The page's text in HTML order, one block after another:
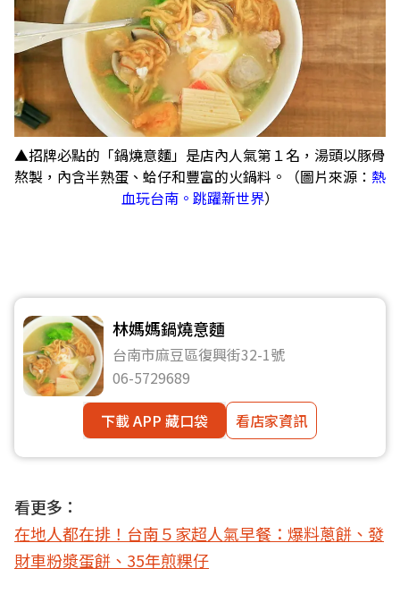
▲招牌必點的「鍋燒意麵」是店內人氣第１名，湯頭以豚骨
熬製，內含半熟蛋、蛤仔和豐富的火鍋料。（圖片來源： 熱
血玩台南。跳躍新世界）
林媽媽鍋燒意麵
台南市麻豆區復興街32-1號
06-5729689
下載 APP 藏口袋
看店家資訊
看更多：
在地人都在排！台南５家超人氣早餐：爆料蔥餅、發
財車粉漿蛋餅、35年煎粿仔